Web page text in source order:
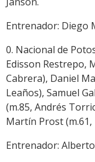
Entrenador: Diego
0. Nacional de
Edisson Restrepo,
Cabrera), Daniel
Leaños), Samuel
(m.85, Andrés
Martín Prost (m.61,
Entrenador: